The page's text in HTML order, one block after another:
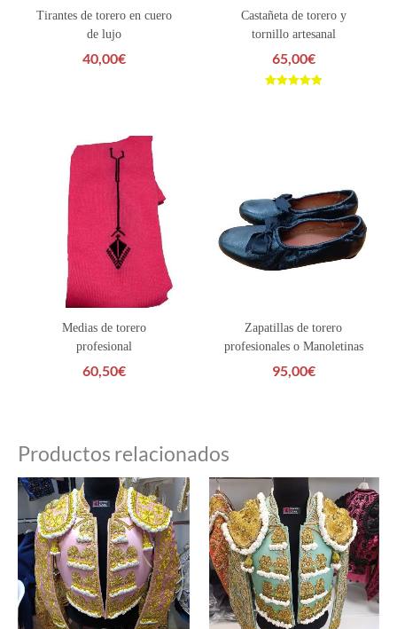
Tirantes de torero en cuero
de lujo
40,00€
Castañeta de torero y
tornillo artesanal
65,00€
Medias de torero
profesional
60,50€
Zapatillas de torero
profesionales o Manoletinas
95,00€
Productos relacionados